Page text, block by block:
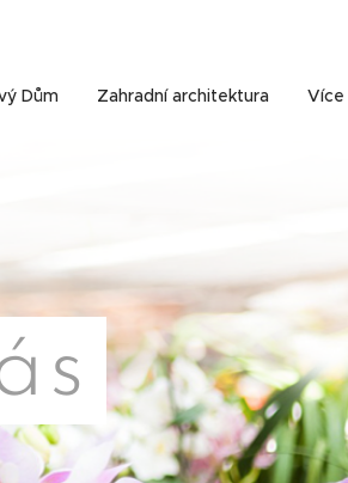
Dům Zahradní architektura Více